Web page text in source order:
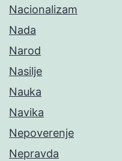
Nacionalizam
Nada
Narod
Nasilje
Nauka
Navika
Nepoverenje
Nepravda